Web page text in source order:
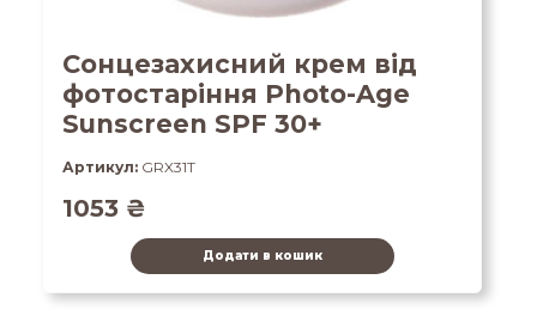
Сонцезахисний крем від
фотостаріння Photo-Age
Sunscreen SPF 30+
Артикул: GRX31T
1053 ₴
Додати в кошик